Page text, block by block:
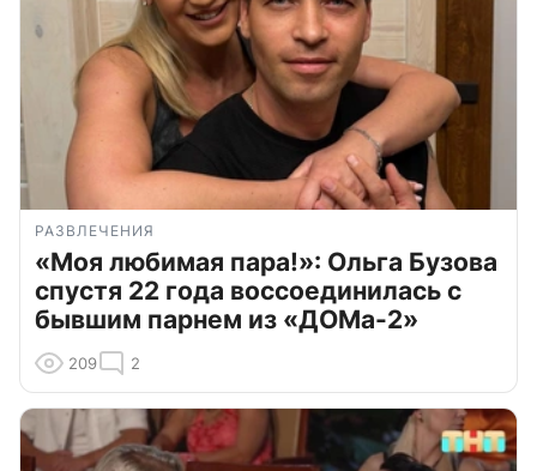
РАЗВЛЕЧЕНИЯ
«Моя любимая пара!»: Ольга Бузова
спустя 22 года воссоединилась с
бывшим парнем из «ДОМа-2»
209 2